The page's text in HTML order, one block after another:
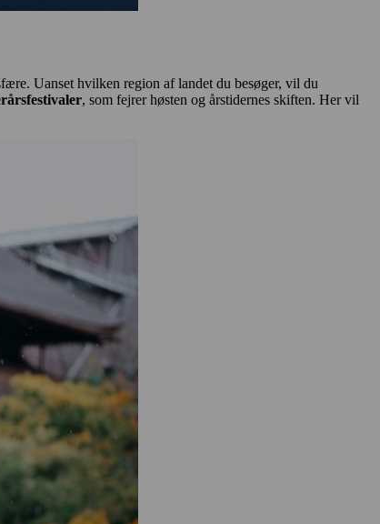
Uanset hvilken region af landet du besøger, vil du
, som fejrer høsten og årstidernes skiften. Her vil